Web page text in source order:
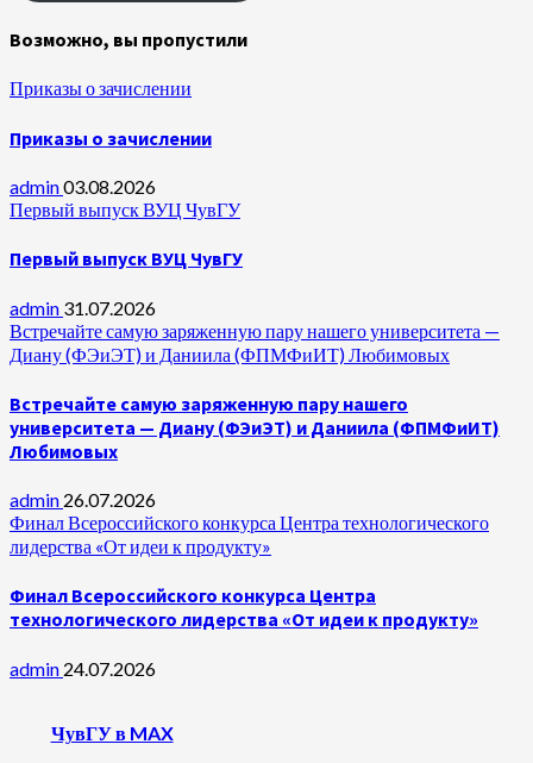
Возможно, вы пропустили
Приказы о зачислении
Приказы о зачислении
admin03.08.2026
Первый выпуск ВУЦ ЧувГУ
Первый выпуск ВУЦ ЧувГУ
admin 31.07.2026
Встречайте самую заряженную пару нашего университета —
Диану (ФЭиЭТ) и Даниила (ФПМФиИТ) Любимовых
Встречайте самую заряженную пару нашего
университета — Диану (ФЭиЭТ) и Даниила (ФПМФиИТ)
Любимовых
admin 26.07.2026
Финал Всероссийского конкурса Центра технологического
лидерства «От идеи к продукту»
Финал Всероссийского конкурса Центра
технологического лидерства «От идеи к продукту»
admin 24.07.2026
ЧувГУ в MAX